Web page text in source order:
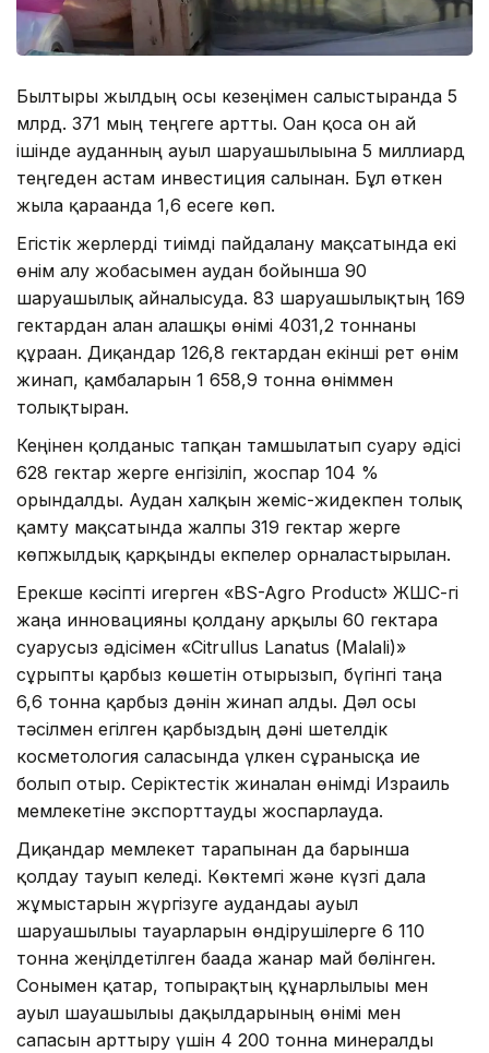
Былтырғы жылдың осы кезеңімен салыстырғанда 5
млрд. 371 мың теңгеге артты. Оған қоса он ай
ішінде ауданның ауыл шаруашылығына 5 миллиард
теңгеден астам инвестиция салынған. Бұл өткен
жылға қарағанда 1,6 есеге көп.
Егістік жерлерді тиімді пайдалану мақсатында екі
өнім алу жобасымен аудан бойынша 90
шаруашылық айналысуда. 83 шаруашылықтың 169
гектардан алған алғашқы өнімі 4031,2 тоннаны
құраған. Диқандар 126,8 гектардан екінші рет өнім
жинап, қамбаларын 1 658,9 тонна өніммен
толықтырған.
Кеңінен қолданыс тапқан тамшылатып суару әдісі
628 гектар жерге енгізіліп, жоспар 104 %
орындалды. Аудан халқын жеміс-жидекпен толық
қамту мақсатында жалпы 319 гектар жерге
көпжылдық қарқынды екпелер орналастырылған.
Ерекше кәсіпті игерген «BS-Agro Product» ЖШС-гі
жаңа инновацияны қолдану арқылы 60 гектарға
суғарусыз әдісімен «Сitrullus Lanatus (Мalali)»
сұрыпты қарбыз көшетін отырғызып, бүгінгі таңға
6,6 тонна қарбыз дәнін жинап алды. Дәл осы
тәсілмен егілген қарбыздың дәні шетелдік
косметология саласында үлкен сұранысқа ие
болып отыр. Серіктестік жиналған өнімді Израиль
мемлекетіне экспорттауды жоспарлауда.
Диқандар мемлекет тарапынан да барынша
қолдау тауып келеді. Көктемгі және күзгі дала
жұмыстарын жүргізуге аудандағы ауыл
шаруашылығы тауарларын өндірушілерге 6 110
тонна жеңілдетілген бағада жанар май бөлінген.
Сонымен қатар, топырақтың құнарлылығы мен
ауыл шауашылығы дақылдарының өнімі мен
сапасын арттыру үшін 4 200 тонна минералды